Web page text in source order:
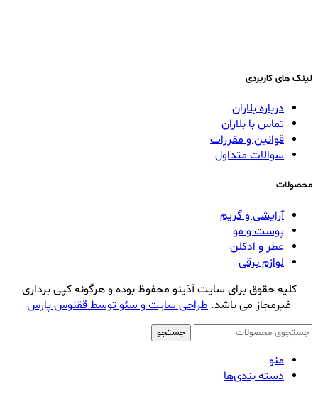
لینک های کاربردی
درباره بلاران
تماس با بلاران
قوانین و مقررات
سوالات متداول
محصولات
آرایشی و گریم
پوست و مو
عطر و ادکلن
لوازم برقی
کلیه حقوق برای سایت آذینو محفوظ بوده و هرگونه کپی برداری
غیرمجاز می باشد. طراحی سایت و سئو توسط ققنوس پارس
جستجو
منو
دسته بندی‌ها